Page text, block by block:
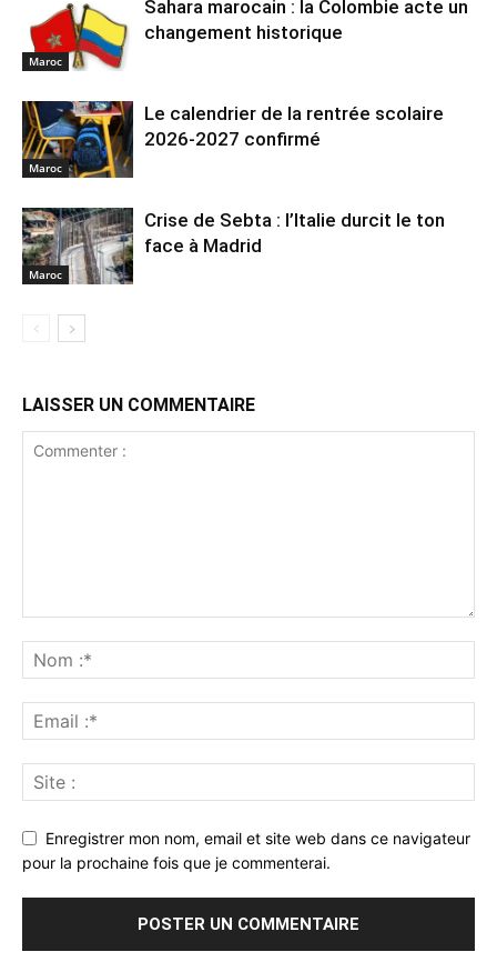
Maroc
Sahara marocain : la Colombie acte un
changement historique
Maroc
Le calendrier de la rentrée scolaire
2026-2027 confirmé
Maroc
Crise de Sebta : l’Italie durcit le ton
face à Madrid
LAISSER UN COMMENTAIRE
Enregistrer mon nom, email et site web dans ce navigateur
pour la prochaine fois que je commenterai.